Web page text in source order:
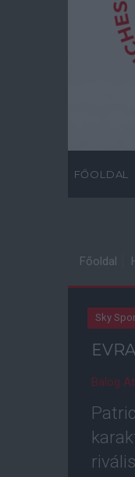
FŐOLDAL
Főoldal
Sky
Balog